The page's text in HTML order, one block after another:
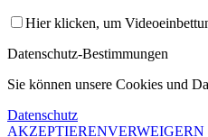
Hier klicken, um
Datenschutz-Bestimmungen
Sie können unsere Cookies und
Datenschutz
AKZEPTIERENVERWEIGERN